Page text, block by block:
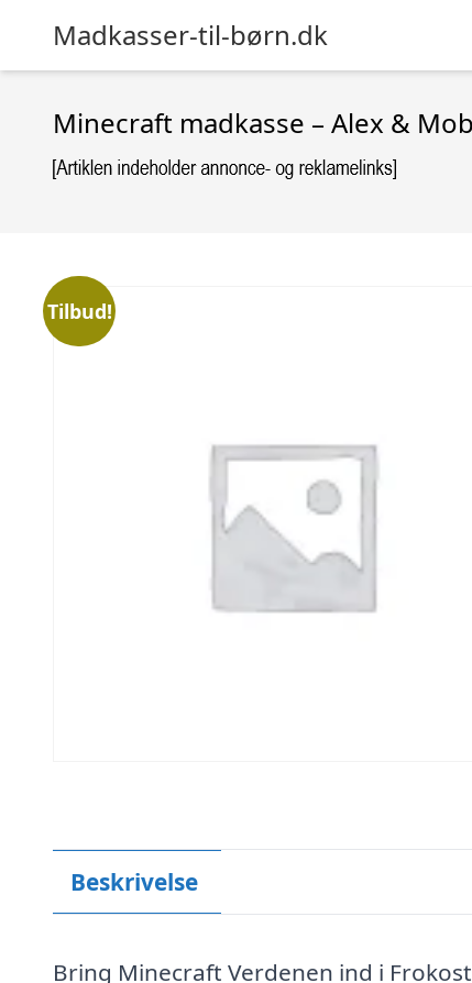
Madkasser-til-børn.dk
Minecraft madkasse – Alex &
Tilbud!
Beskrivelse
Bring Minecraft Verdenen ind i